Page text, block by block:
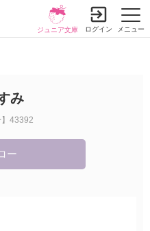
メニュー
ジュニア文庫 ログイン
み
】43392
ー